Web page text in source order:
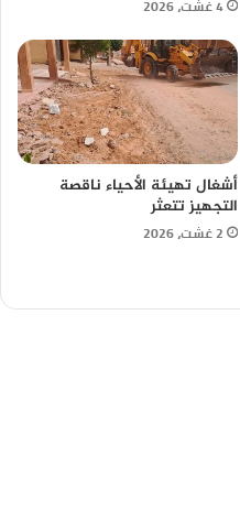
4 غشت، 2026
أشغال تهيئة الأحياء ناقصة
التجهيز تتعثر
2 غشت، 2026